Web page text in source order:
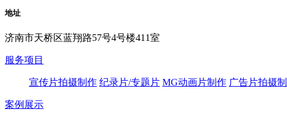
地址
济南市天桥区蓝翔路57号4号楼411室
服务项目
宣传片拍摄制作 纪录片/专题片 MG动画片制作 广告片拍摄
案例展示